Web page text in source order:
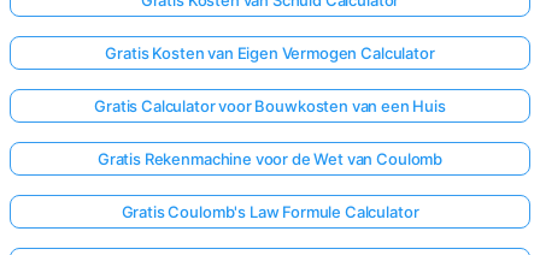
Gratis Kosten van Eigen Vermogen Calculator
Gratis Calculator voor Bouwkosten van een Huis
Gratis Rekenmachine voor de Wet van Coulomb
Gratis Coulomb's Law Formule Calculator